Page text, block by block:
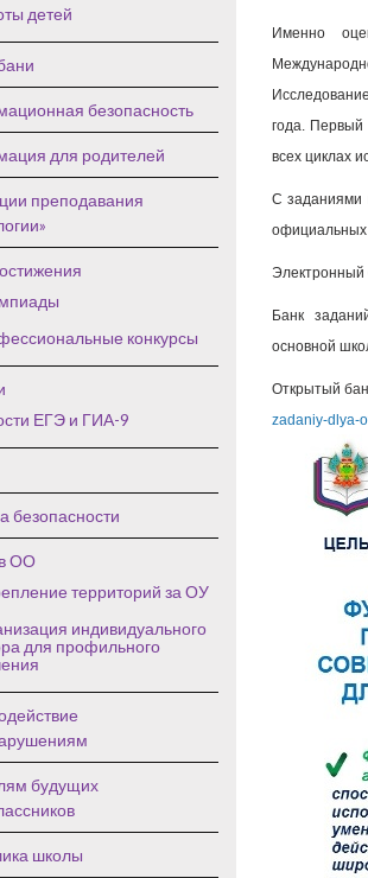
Именно
года. Первый
всех циклах
С заданиями
официальных
Электронный
Банк
основной
Открытый
zadaniy-dlya-
детей
безопасность
для родителей
преподавания
конкурсы
ЕГЭ и ГИА-9
безопасности
ОО
территорий за ОУ
индивидуального
для профильного
будущих
школы